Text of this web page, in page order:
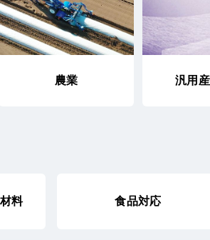
農業 汎用
料 食品対応